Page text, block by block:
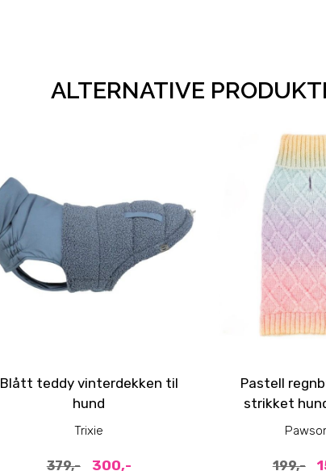
ALTERNATIVE
Blått teddy vinterdekken til
hund
Trixie
379,- 300,-
Pastell
strikket
199,-